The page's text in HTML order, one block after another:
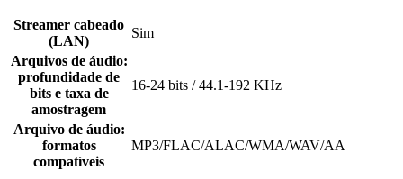
Streamer cabeado
(LAN)
Sim
Arquivos de áudio:
profundidade de
bits e taxa de
amostragem
16-24 bits / 44.1-192 KHz
Arquivo de áudio:
formatos
compatíveis
MP3/FLAC/ALAC/WMA/WAV/AA